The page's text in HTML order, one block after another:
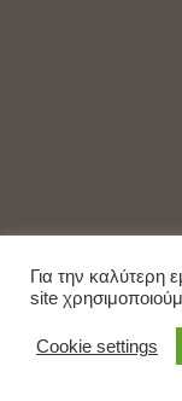
Για την καλύτερη
site
Cookie settings